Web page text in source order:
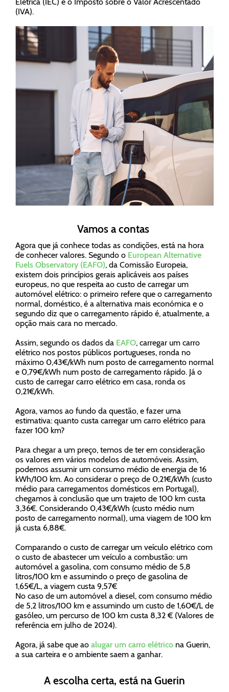
(IVA).
Vamos a contas
Agora que já conhece todas as condições, está na hora
de conhecer valores. Segundo o European Alternative
Fuels Observatory (EAFO), da Comissão Europeia,
existem dois princípios gerais aplicáveis aos países
europeus, no que respeita ao custo de carregar um
automóvel elétrico: o primeiro refere que o carregamento
normal, doméstico, é a alternativa mais económica e o
segundo diz que o carregamento rápido é, atualmente, a
opção mais cara no mercado.
Assim, segundo os dados da EAFO, carregar um carro
elétrico nos postos públicos portugueses, ronda no
máximo 0,43€/kWh num posto de carregamento normal
e 0,79€/kWh num posto de carregamento rápido. Já o
custo de carregar carro elétrico em casa, ronda os
0,21€/kWh.
Agora, vamos ao fundo da questão, e fazer uma
estimativa: quanto custa carregar um carro elétrico para
fazer 100 km?
Para chegar a um preço, temos de ter em consideração
os valores em vários modelos de automóveis. Assim,
podemos assumir um consumo médio de energia de 16
kWh/100 km. Ao considerar o preço de 0,21€/kWh (custo
médio para carregamentos domésticos em Portugal),
chegamos à conclusão que um trajeto de 100 km custa
3,36€. Considerando 0,43€/kWh (custo médio num
posto de carregamento normal), uma viagem de 100 km
já custa 6,88€.
Comparando o custo de carregar um veículo elétrico com
o custo de abastecer um veículo a combustão: um
automóvel a gasolina, com consumo médio de 5,8
litros/100 km e assumindo o preço de gasolina de
1,65€/L, a viagem custa 9,57€
No caso de um automóvel a diesel, com consumo médio
de 5,2 litros/100 km e assumindo um custo de 1,60€/L de
gasóleo, um percurso de 100 km custa 8,32 € (Valores de
referência em julho de 2024).
Agora, já sabe que ao alugar um carro elétrico na Guerin,
a sua carteira e o ambiente saem a ganhar.
A escolha certa, está na Guerin